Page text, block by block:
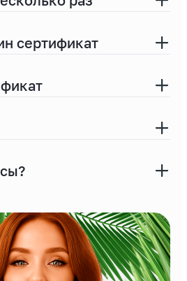
сертификат